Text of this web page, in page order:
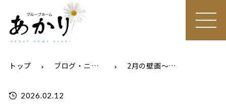
MEN
U
トップ ブログ・ニュース 2月の壁画～両フロア～
2026.02.12